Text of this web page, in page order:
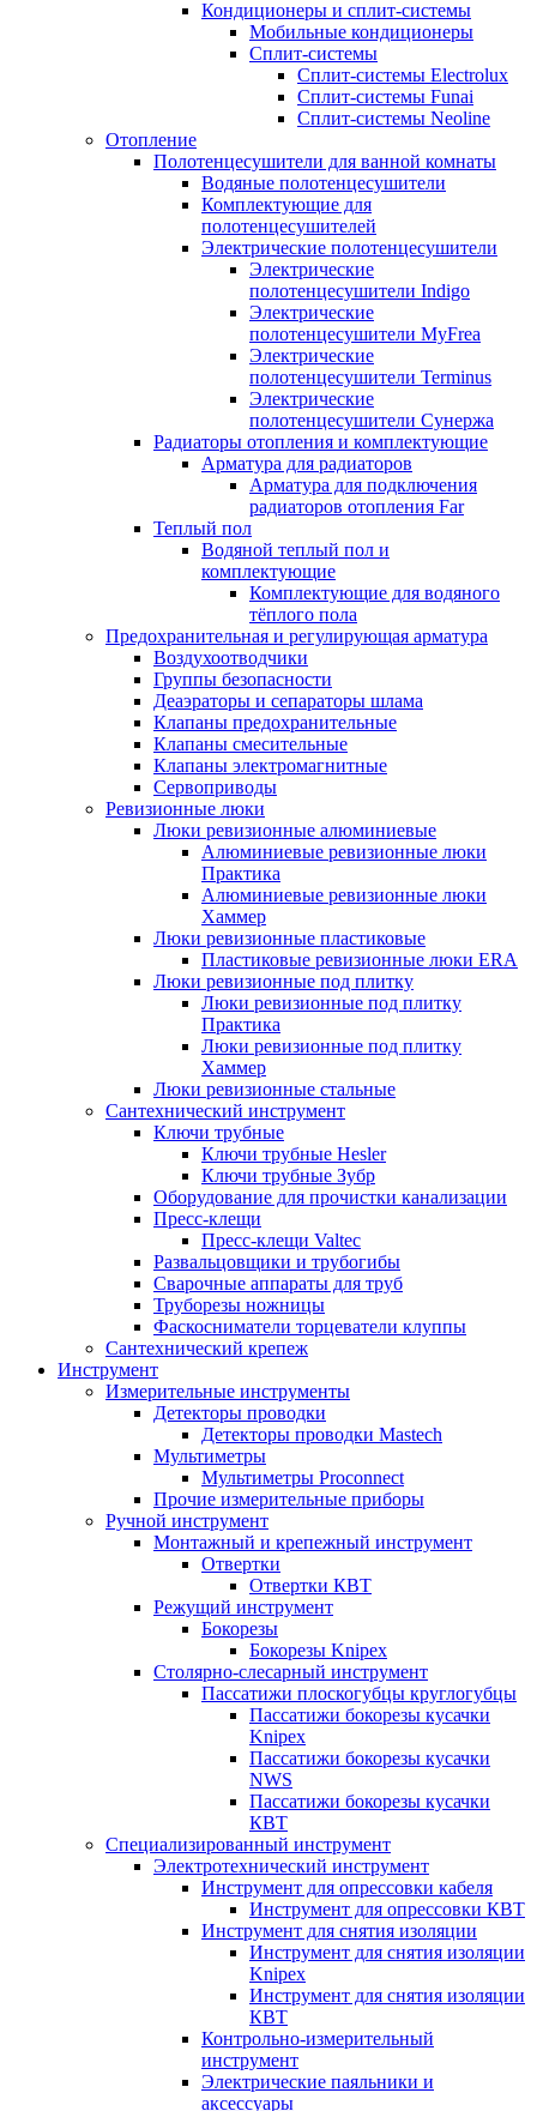
Кондиционеры и сплит-системы
Мобильные кондиционеры
Сплит-системы
Сплит-системы Electrolux
Сплит-системы Funai
Сплит-системы Neoline
Отопление
Полотенцесушители для ванной комнаты
Водяные полотенцесушители
Комплектующие для
полотенцесушителей
Электрические полотенцесушители
Электрические
полотенцесушители Indigo
Электрические
полотенцесушители MyFrea
Электрические
полотенцесушители Terminus
Электрические
полотенцесушители Сунержа
Радиаторы отопления и комплектующие
Арматура для радиаторов
Арматура для подключения
радиаторов отопления Far
Теплый пол
Водяной теплый пол и
комплектующие
Комплектующие для водяного
тёплого пола
Предохранительная и регулирующая арматура
Воздухоотводчики
Группы безопасности
Деаэраторы и сепараторы шлама
Клапаны предохранительные
Клапаны смесительные
Клапаны электромагнитные
Сервоприводы
Ревизионные люки
Люки ревизионные алюминиевые
Алюминиевые ревизионные люки
Практика
Алюминиевые ревизионные люки
Хаммер
Люки ревизионные пластиковые
Пластиковые ревизионные люки ERA
Люки ревизионные под плитку
Люки ревизионные под плитку
Практика
Люки ревизионные под плитку
Хаммер
Люки ревизионные стальные
Сантехнический инструмент
Ключи трубные
Ключи трубные Hesler
Ключи трубные Зубр
Оборудование для прочистки канализации
Пресс-клещи
Пресс-клещи Valtec
Развальцовщики и трубогибы
Сварочные аппараты для труб
Труборезы ножницы
Фаскосниматели торцеватели клуппы
Сантехнический крепеж
Инструмент
Измерительные инструменты
Детекторы проводки
Детекторы проводки Mastech
Мультиметры
Мультиметры Proconnect
Прочие измерительные приборы
Ручной инструмент
Монтажный и крепежный инструмент
Отвертки
Отвертки КВТ
Режущий инструмент
Бокорезы
Бокорезы Knipex
Столярно-слесарный инструмент
Пассатижи плоскогубцы круглогубцы
Пассатижи бокорезы кусачки
Knipex
Пассатижи бокорезы кусачки
NWS
Пассатижи бокорезы кусачки
КВТ
Специализированный инструмент
Электротехнический инструмент
Инструмент для опрессовки кабеля
Инструмент для опрессовки КВТ
Инструмент для снятия изоляции
Инструмент для снятия изоляции
Knipex
Инструмент для снятия изоляции
КВТ
Контрольно-измерительный
инструмент
Электрические паяльники и
аксессуары